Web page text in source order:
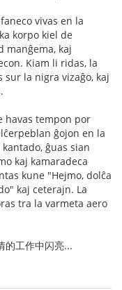
vivas en la
korpo kiel de
manĝema, kaj
Kiam li ridas, la
la nigra vizaĝo, kaj
havas tempon por
ĝojon en la
ĝuas sian
kaj kamaradeca
kune "Hejmo, dolĉa
kaj ceterajn. La
tra la varmeta aero
的工作中闪亮...